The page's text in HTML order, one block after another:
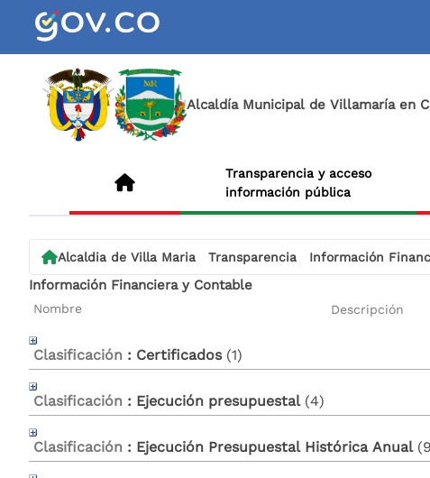
Alcaldía Municipal de Villamaría en
Transparencia y acceso
información pública
Alcaldia de Villa Maria Transparencia Información
Información Financiera y Contable
Nombre Descripción
Clasificación : Certificados‎(1)
Clasificación : Ejecución presupuestal‎(4)
Clasificación : Ejecución Presupuestal Histórica Anual